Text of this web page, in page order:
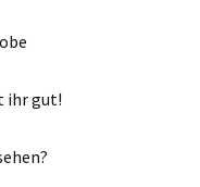
ihr gut!